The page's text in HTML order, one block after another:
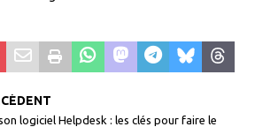
logiciel Helpdesk : les clés pour faire le